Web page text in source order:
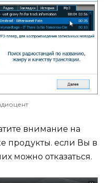
внимание на
продукты. если Вы в
можно отказаться.